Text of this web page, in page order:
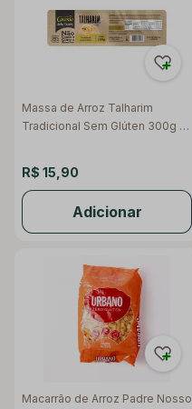
Massa de Arroz Talharim
Tradicional Sem Glúten 300g -
R$ 15,90
Adicionar
Macarrão de Arroz Padre Nosso